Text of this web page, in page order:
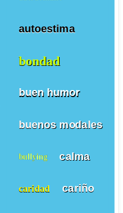
autoestima
bondad
buen humor
buenos modales
bullying calma
caridad cariño